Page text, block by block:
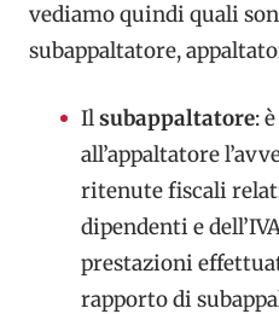
vediamo quindi quali
subappaltatore,
Ilsubappaltatore:
all’appaltatore
ritenute fiscali
dipendenti e
prestazioni
rapporto di